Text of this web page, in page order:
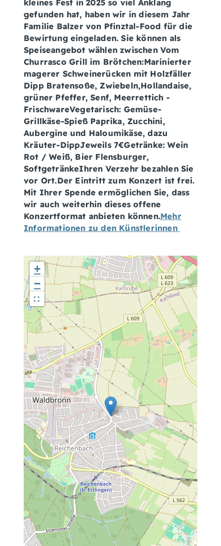
kleines Fest in 2025 so viel Anklang
gefunden hat, haben wir in diesem Jahr
Familie Balzer von Pfinztal-Food für die
Bewirtung eingeladen. Sie können als
Speiseangebot wählen zwischen Vom
Churrasco Grill im Brötchen:Marinierter
magerer Schweinerücken mit Holzfäller
Dipp Bratensoße, Zwiebeln,Hollandaise,
grüner Pfeffer, Senf, Meerrettich -
FrischwareVegetarisch: Gemüse-
Grillkäse-Spieß Paprika, Zucchini,
Aubergine und Haloumikäse, dazu
Kräuter-DippJeweils 7€Getränke: Wein
Rot / Weiß, Bier Flensburger,
SoftgetränkeIhren Verzehr bezahlen Sie
vor Ort.Der Eintritt zum Konzert ist frei.
Mit Ihrer Spende ermöglichen Sie, dass
wir auch weiterhin dieses offene
Konzertformat anbieten können.Mehr
Informationen zu den Künstlerinnen
+
−